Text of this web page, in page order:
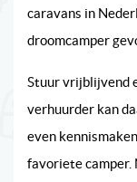
caravans in
droomcamper
Stuur vrijblijvend
verhuurder kan
even
favoriete camper.